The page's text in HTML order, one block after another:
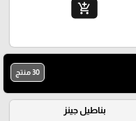
add_shopping_cart
30 منتج
بناطيل جينز